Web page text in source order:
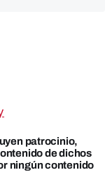
patrocinio,
de dichos
ningún contenido